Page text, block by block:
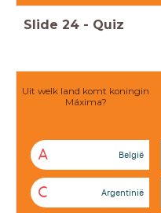
Slide 24 - Quiz
Uit welk land komt koningin
Máxima?
A België
C Argentinië